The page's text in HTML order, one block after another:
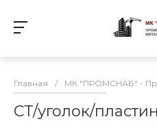
Главная / МК "ПРОМСНАБ" -
СТ/уголок/